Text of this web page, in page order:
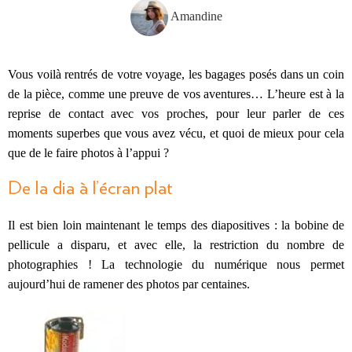
Amandine
Vous voilà rentrés de votre voyage, les bagages posés dans un coin
de la pièce, comme une preuve de vos aventures… L’heure est à la
reprise de contact avec vos proches, pour leur parler de ces
moments superbes que vous avez vécu, et quoi de mieux pour cela
que de le faire photos à l’appui ?
De la dia à l’écran plat
Il est bien loin maintenant le temps des diapositives : la bobine de
pellicule a disparu, et avec elle, la restriction du nombre de
photographies ! La technologie du numérique nous permet
aujourd’hui de ramener des photos par centaines.